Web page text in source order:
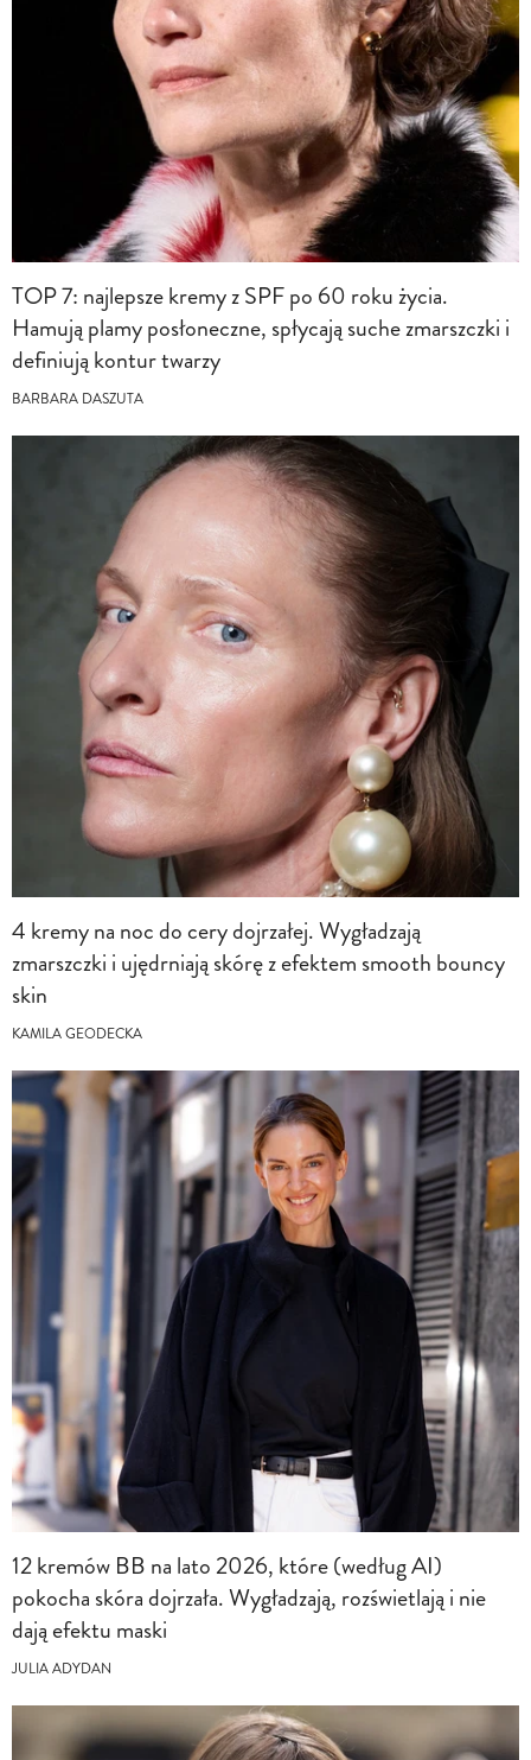
TOP 7: najlepsze kremy z SPF po 60 roku życia.
Hamują plamy posłoneczne, spłycają suche zmarszczki i
definiują kontur twarzy
BARBARA DASZUTA
4 kremy na noc do cery dojrzałej. Wygładzają
zmarszczki i ujędrniają skórę z efektem smooth bouncy
skin
KAMILA GEODECKA
12 kremów BB na lato 2026, które (według AI)
pokocha skóra dojrzała. Wygładzają, rozświetlają i nie
dają efektu maski
JULIA ADYDAN